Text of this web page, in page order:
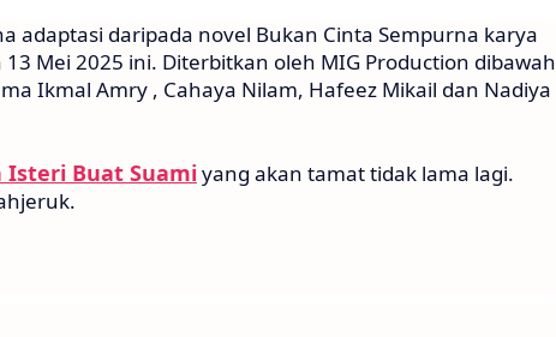
adaptasi daripada novel Bukan Cinta Sempurna karya
Mei 2025 ini. Diterbitkan oleh MIG Production dibawah
Ikmal Amry , Cahaya Nilam, Hafeez Mikail dan Nadiya
Isteri Buat Suami yang akan tamat tidak lama lagi.